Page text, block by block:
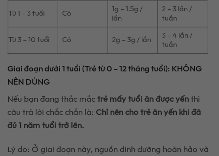
Từ 1 – 3 tuổi
Có
1g – 1.5g /
lần
2 – 3 lần /
tuần
Từ 3 – 10 tuổi
Có 2g – 3g / lần
3 – 4 lần /
tuần
Giai đoạn dưới 1 tuổi (Trẻ từ 0 – 12 tháng tuổi): KHÔNG
NÊN DÙNG
Nếu bạn đang thắc mắctrẻ mấy tuổi ăn được yếnthì
câu trả lời chắc chắn là: Chỉ nên cho trẻ ăn yến khi đã
đủ 1 năm tuổi trở lên.
Lý do: Ở giai đoạn này, nguồn dinh dưỡng hoàn hảo và